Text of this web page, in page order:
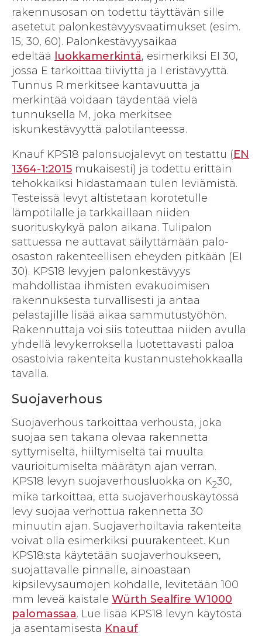
rakennusosan on todettu täyttävän sille
asetetut palonkestävyysvaatimukset (esim.
15, 30, 60). Palonkestävyysaikaa
edeltää luokkamerkintä, esimerkiksi EI 30,
jossa E tarkoittaa tiiviyttä ja I eristävyyttä.
Tunnus R merkitsee kantavuutta ja
merkintää voidaan täydentää vielä
tunnuksella M, joka merkitsee
iskunkestävyyttä palotilanteessa.
Knauf KPS18 palonsuojalevyt on testattu (EN
1364-1:2015 mukaisesti) ja todettu erittäin
tehokkaiksi hidastamaan tulen leviämistä.
Testeissä levyt altistetaan korotetulle
lämpötilalle ja tarkkaillaan niiden
suorituskykyä palon aikana. Tulipalon
sattuessa ne auttavat säilyttämään palo-
osaston rakenteellisen eheyden pitkään (EI
30). KPS18 levyjen palonkestävyys
mahdollistaa ihmisten evakuoimisen
rakennuksesta turvallisesti ja antaa
pelastajille lisää aikaa sammutustyöhön.
Rakennuttaja voi siis toteuttaa niiden avulla
yhdellä levykerroksella luotettavasti paloa
osastoivia rakenteita kustannustehokkaalla
tavalla.
Suojaverhous
Suojaverhous tarkoittaa verhousta, joka
suojaa sen takana olevaa rakennetta
syttymiseltä, hiiltymiseltä tai muulta
vaurioitumiselta määrätyn ajan verran.
KPS18 levyn suojaverhousluokka on K230,
mikä tarkoittaa, että suojaverhouskäytössä
levy suojaa verhottua rakennetta 30
minuutin ajan. Suojaverhoiltavia rakenteita
voivat olla esimerkiksi puurakenteet. Kun
KPS18:sta käytetään suojaverhoukseen,
suojattavalle pinnalle, ainoastaan
kipsilevysaumojen kohdalle, levitetään 100
mm leveä kaistale Würth Sealfire W1000
palomassaa. Lue lisää KPS18 levyn käytöstä
ja asentamisesta Knauf